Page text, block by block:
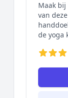
Maak
van
de yoga